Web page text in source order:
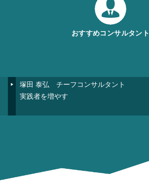
おすすめコンサルタント
塚田 泰弘
チーフコンサルタント
実践者を増やす